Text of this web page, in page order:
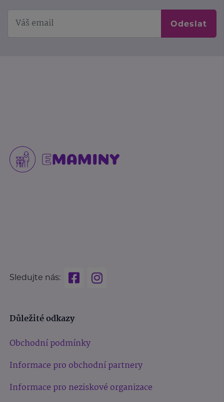
Odeslat
Sledujte nás:
Důležité odkazy
Obchodní podmínky
Informace pro obchodní partnery
Informace pro neziskové organizace